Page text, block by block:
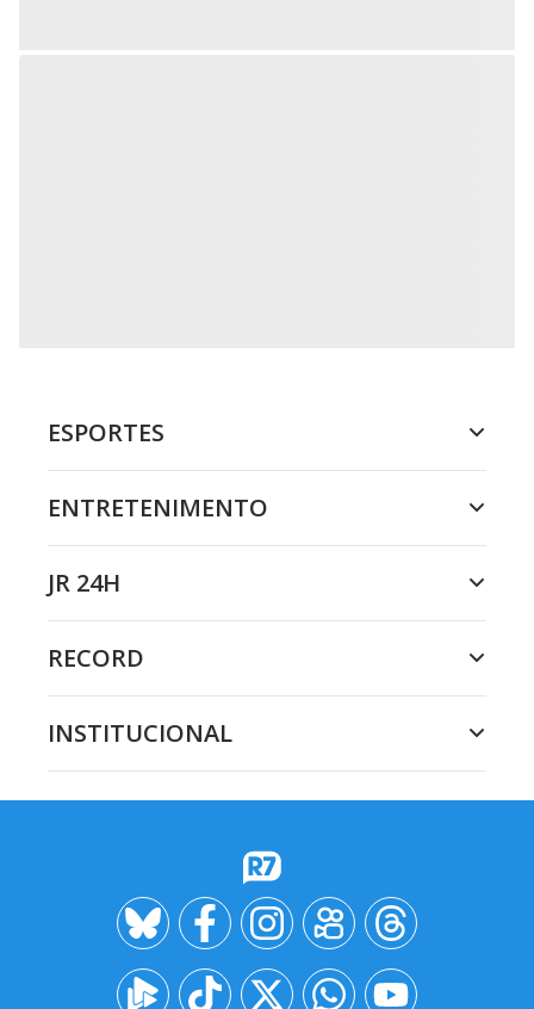
ESPORTES
ENTRETENIMENTO
JR 24H
RECORD
INSTITUCIONAL